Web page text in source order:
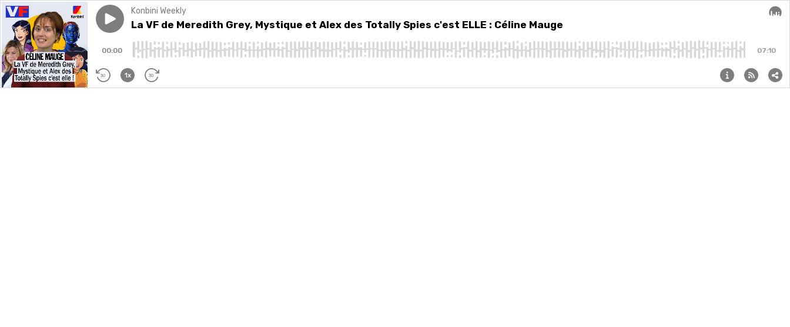
Play episodeLa VF de Meredith Grey, Mystique et Alex des Totally Spies c'est ELLE : Céline Mauge
Konbini Weekly
La VF de Meredith Grey, Mystique et Alex des Totally Spies c'est ELLE : Céline Mauge
00:00 07:10
30 1x 30